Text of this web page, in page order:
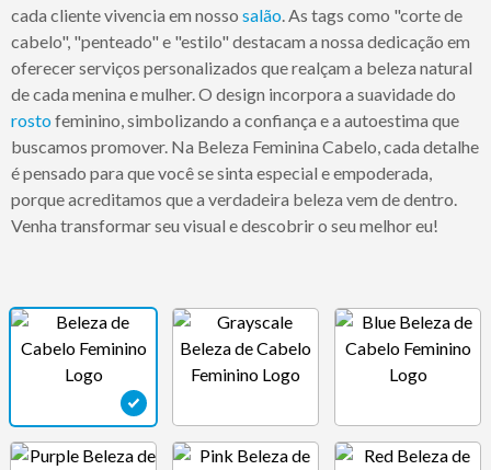
cada cliente vivencia em nosso salão. As tags como "corte de
cabelo", "penteado" e "estilo" destacam a nossa dedicação em
oferecer serviços personalizados que realçam a beleza natural
de cada menina e mulher. O design incorpora a suavidade do
rostofeminino, simbolizando a confiança e a autoestima que
buscamos promover. Na Beleza Feminina Cabelo, cada detalhe
é pensado para que você se sinta especial e empoderada,
porque acreditamos que a verdadeira beleza vem de dentro.
Venha transformar seu visual e descobrir o seu melhor eu!